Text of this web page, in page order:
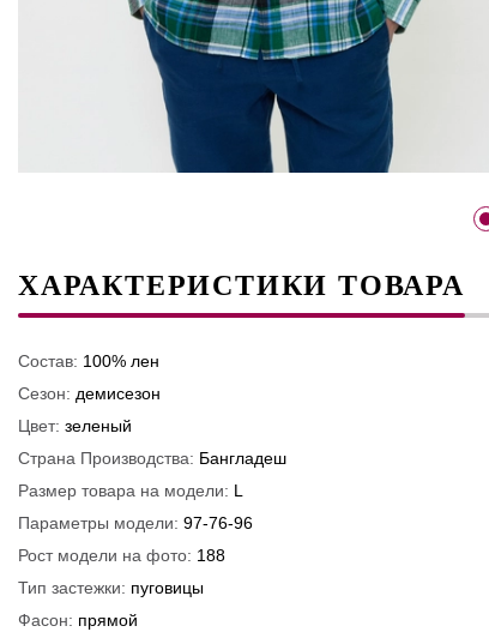
ХАРАКТЕРИСТИКИ ТОВАРА
Состав: 100% лен
Сезон: демисезон
Цвет: зеленый
Страна Производства: Бангладеш
Размер товара на модели: L
Параметры модели: 97-76-96
Рост модели на фото: 188
Тип застежки: пуговицы
Фасон: прямой